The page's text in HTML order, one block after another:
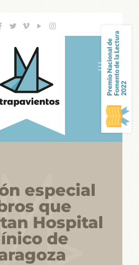
especial
que
Hospital
de